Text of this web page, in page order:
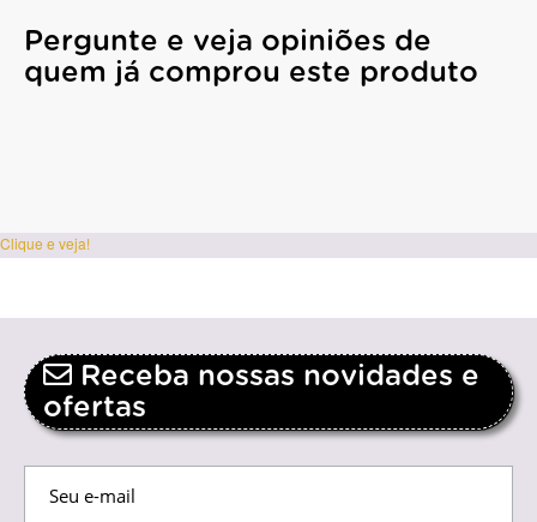
Pergunte e veja opiniões de
quem já comprou este produto
Clique e veja!
Receba nossas novidades e
ofertas